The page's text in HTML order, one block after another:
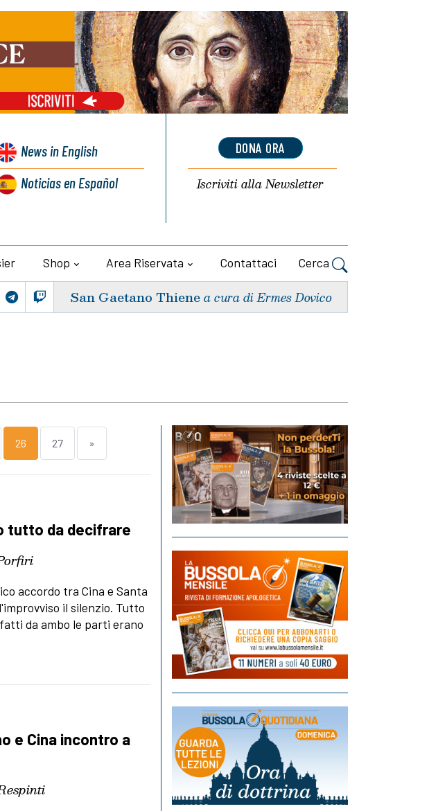
Newsin English
Noticiasen Español
DONA ORA
Iscriviti allaNewsletter
Shop Area Riservata Contattaci Cerca
San Gaetano Thiene a cura di Ermes Dovico
26 27 »
tutto da decifrare
accordo tra Cina e Santa
il silenzio. Tutto
da ambo le parti erano
e Cina incontro a